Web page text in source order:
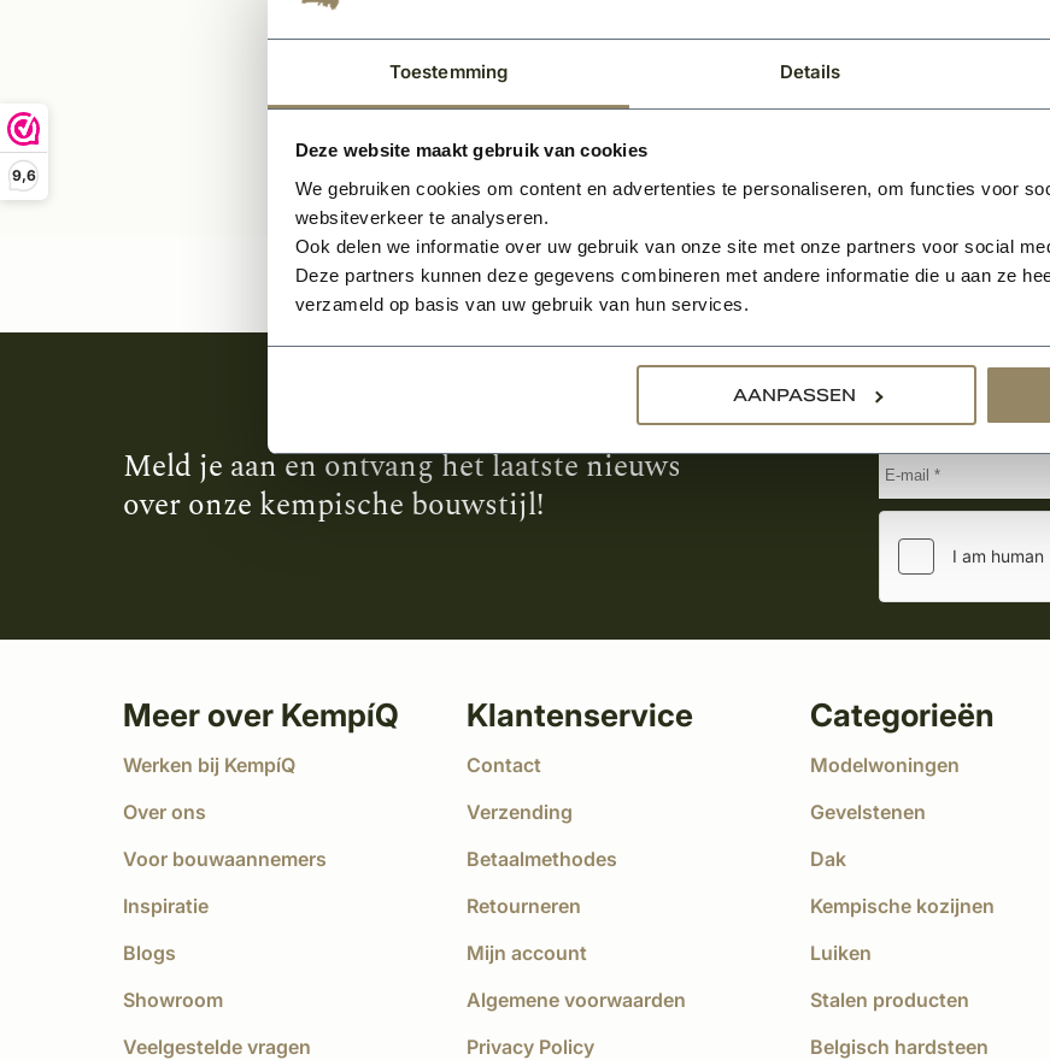
Toestemming Details
Deze website maakt gebruik van cookies
We gebruiken cookies om content en advertenties te personaliseren, om functies voor
websiteverkeer te analyseren.
Ook delen we informatie over uw gebruik van onze site met onze partners voor social
Deze partners kunnen deze gegevens combineren met andere informatie die u aan ze
verzameld op basis van uw gebruik van hun services.
AANPASSEN
9,6
Meld je aan en ontvang het laatste nieuws
over onze kempische bouwstijl!
Meer over KempíQ
Werken bij KempíQ
Over ons
Voor bouwaannemers
Inspiratie
Blogs
Showroom
Veelgestelde vragen
Klantenservice
Contact
Verzending
Betaalmethodes
Retourneren
Mijn account
Algemene voorwaarden
Privacy Policy
Categorieën
Modelwoningen
Gevelstenen
Dak
Kempische kozijnen
Luiken
Stalen producten
Belgisch hardsteen